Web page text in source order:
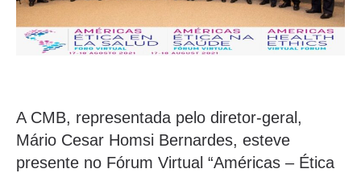
A CMB, representada pelo diretor-geral,
Mário Cesar Homsi Bernardes, esteve
presente no Fórum Virtual “Américas – Ética